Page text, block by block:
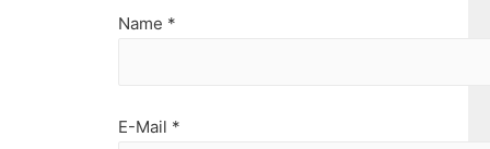
Name *
E-Mail *